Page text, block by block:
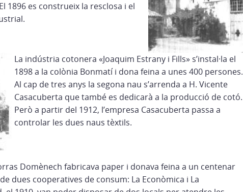
1896 es construeix la resclosa i el
La indústria cotonera «Joaquim Estrany i Fills» s’instal·la el
1898 a la colònia Bonmatí i dona feina a unes 400 persones.
Al cap de tres anys la segona nau s’arrenda a H. Vicente
Casacuberta que també es dedicarà a la producció de cotó.
Però a partir del 1912, l’empresa Casacuberta passa a
controlar les dues naus tèxtils.
Domènech fabricava paper i donava feina a un centenar
dues cooperatives de consum: La Econòmica i La